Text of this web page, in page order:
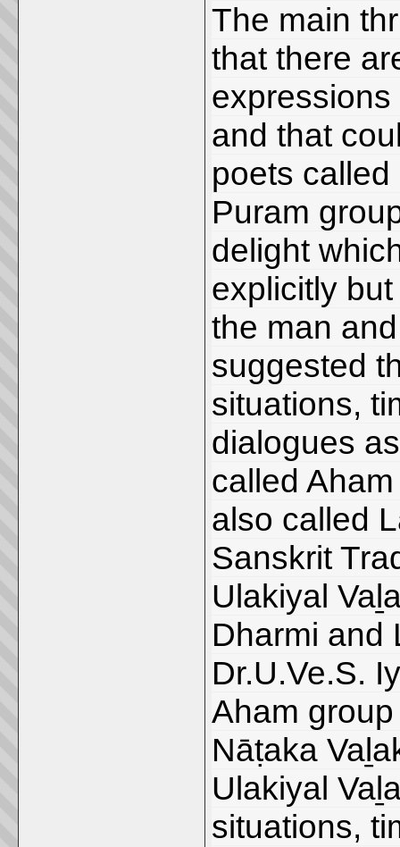
The main
that there
expressions
and that
poets
Puram
delight
explicitly
the man
suggested
situations,
dialogues
called
also called
Sanskrit
Ulakiyal
Dharmi and
Dr.U.Ve.S.
Aham
Nāṭaka
Ulakiyal
situations,